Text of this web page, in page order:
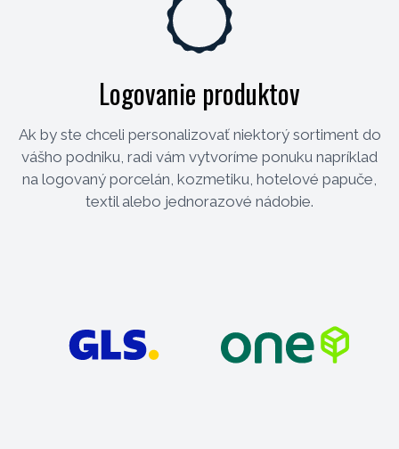
Logovanie produktov
Ak by ste chceli personalizovať niektorý sortiment do
vášho podniku, radi vám vytvoríme ponuku napríklad
na logovaný porcelán, kozmetiku, hotelové papuče,
textil alebo jednorazové nádobie.